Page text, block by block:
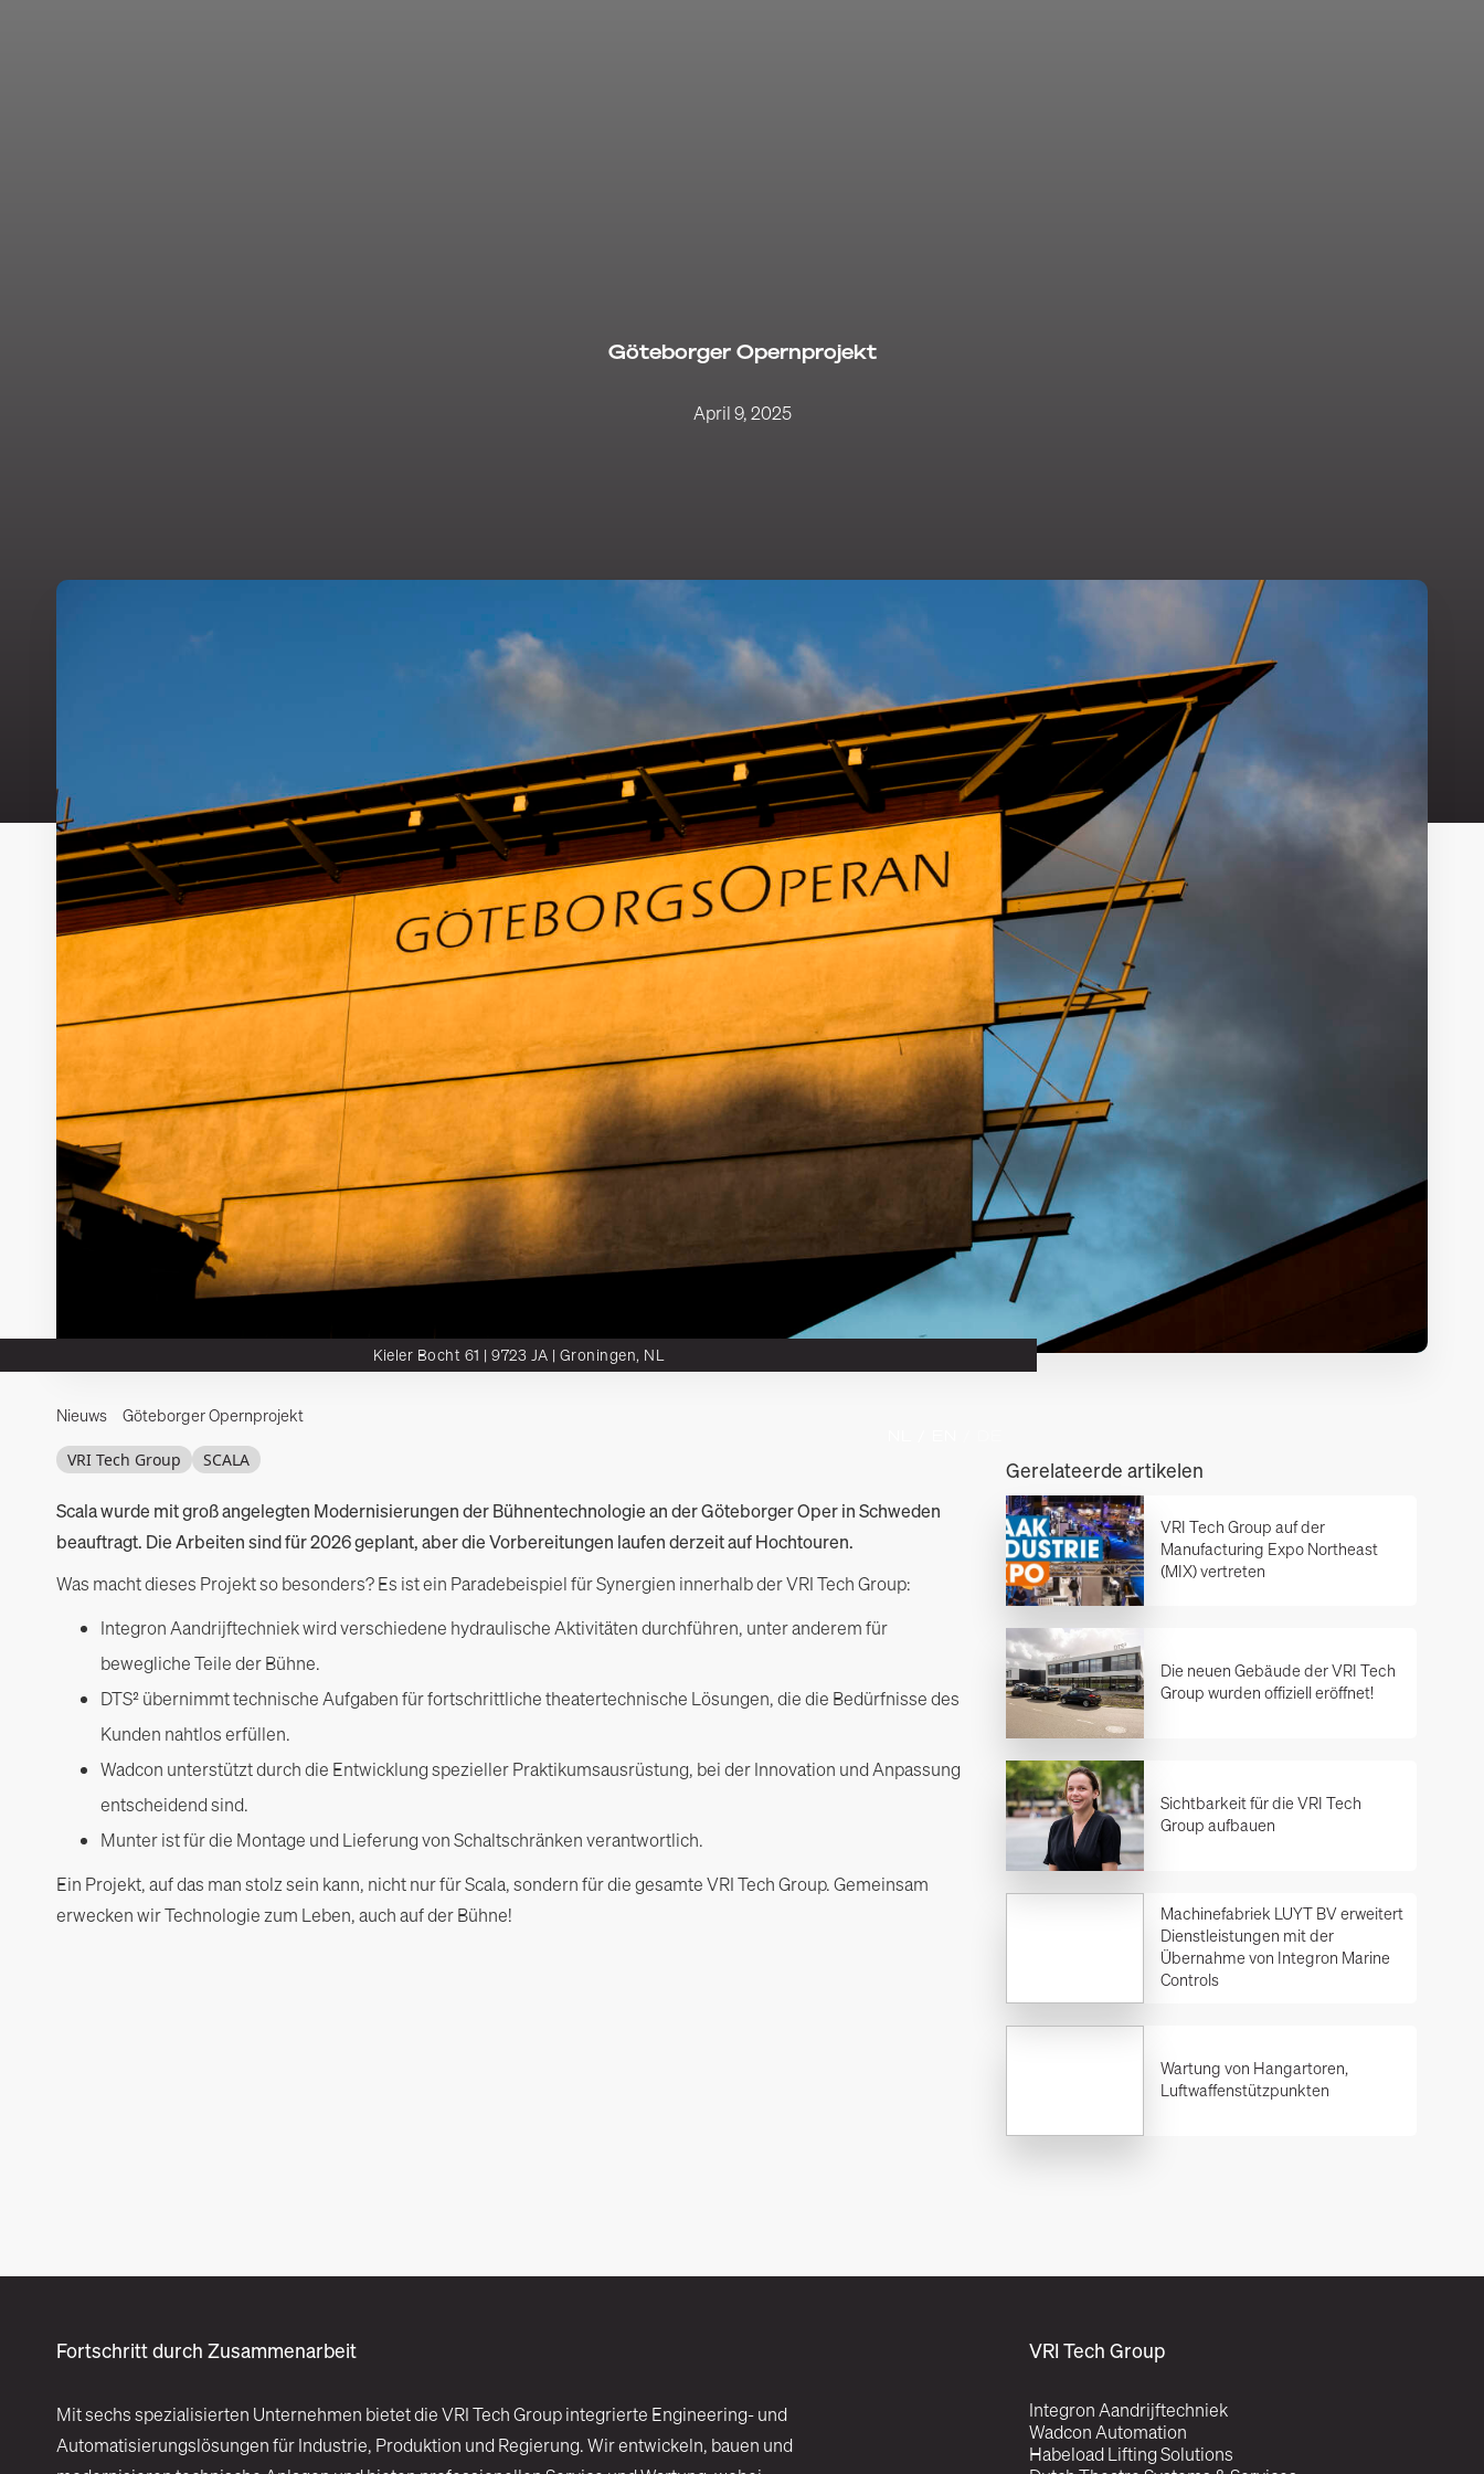
Kieler Bocht 61 | 9723 JA | Groningen, NL
Göteborger Opernprojekt
April 9, 2025
Nieuws Göteborger Opernprojekt
VRI Tech Group SCALA
Scala wurde mit groß angelegten Modernisierungen der Bühnentechnologie an der Göteborger Oper in Schweden
beauftragt. Die Arbeiten sind für 2026 geplant, aber die Vorbereitungen laufen derzeit auf Hochtouren.
Was macht dieses Projekt so besonders? Es ist ein Paradebeispiel für Synergien innerhalb der VRI Tech Group:
Integron Aandrijftechniek wird verschiedene hydraulische Aktivitäten durchführen, unter anderem für
bewegliche Teile der Bühne.
DTS² übernimmt technische Aufgaben für fortschrittliche theatertechnische Lösungen, die die Bedürfnisse des
Kunden nahtlos erfüllen.
Wadcon unterstützt durch die Entwicklung spezieller Praktikumsausrüstung, bei der Innovation und Anpassung
entscheidend sind.
Munter ist für die Montage und Lieferung von Schaltschränken verantwortlich.
Ein Projekt, auf das man stolz sein kann, nicht nur für Scala, sondern für die gesamte VRI Tech Group. Gemeinsam
erwecken wir Technologie zum Leben, auch auf der Bühne!
Gerelateerde artikelen
VRI Tech Group auf der
Manufacturing Expo Northeast
(MIX) vertreten
Die neuen Gebäude der VRI Tech
Group wurden offiziell eröffnet!
Sichtbarkeit für die VRI Tech
Group aufbauen
Machinefabriek LUYT BV erweitert
Dienstleistungen mit der
Übernahme von Integron Marine
Controls
Wartung von Hangartoren,
Luftwaffenstützpunkten
Mit sechs spezialisierten Unternehmen bietet die VRI Tech Group integrierte Engineering- und
Automatisierungslösungen für Industrie, Produktion und Regierung. Wir entwickeln, bauen und
Integron Aandrijftechniek
Wadcon Automation
Habeload Lifting Solutions
VRI Tech Group
Fortschritt durch Zusammenarbeit